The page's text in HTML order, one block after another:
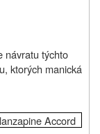
návratu týchto
ktorých manická
Accord